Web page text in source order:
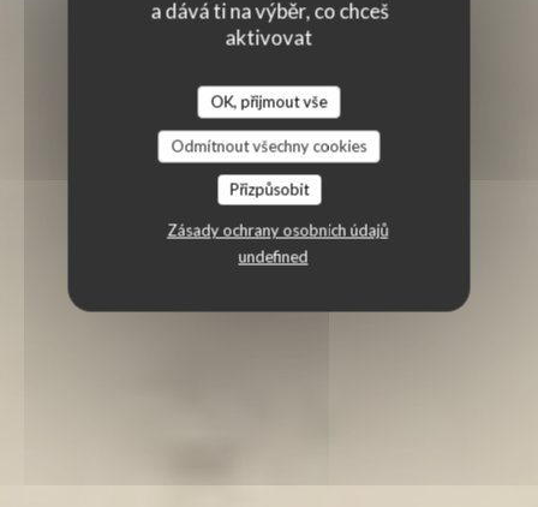
a dává ti na výběr, co chceš
aktivovat
OK, přijmout vše
Odmítnout všechny cookies
Přizpůsobit
Zásady ochrany osobních údajů
undefined